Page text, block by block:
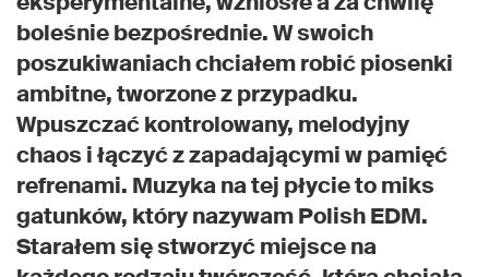
boleśnie bezpośrednie. W swoich
poszukiwaniach chciałem robić piosenki
ambitne, tworzone z przypadku.
Wpuszczać kontrolowany, melodyjny
chaos i łączyć z zapadającymi w pamięć
refrenami. Muzyka na tej płycie to miks
gatunków, który nazywam Polish EDM.
Starałem się stworzyć miejsce na